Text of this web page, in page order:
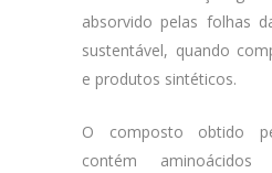
absorvido pelas folhas
sustentável, quando
e produtos sintéticos.
O composto obtido
contém aminoácidos